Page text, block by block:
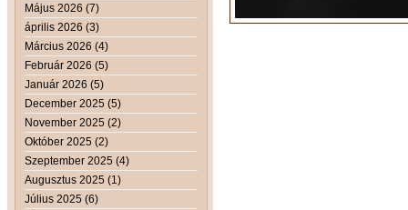
Május 2026 (7)
április 2026 (3)
Március 2026 (4)
Február 2026 (5)
Január 2026 (5)
December 2025 (5)
November 2025 (2)
Október 2025 (2)
Szeptember 2025 (4)
Augusztus 2025 (1)
Július 2025 (6)